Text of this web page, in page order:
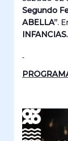
Segundo
ABELLA”.
INFANCIAS.